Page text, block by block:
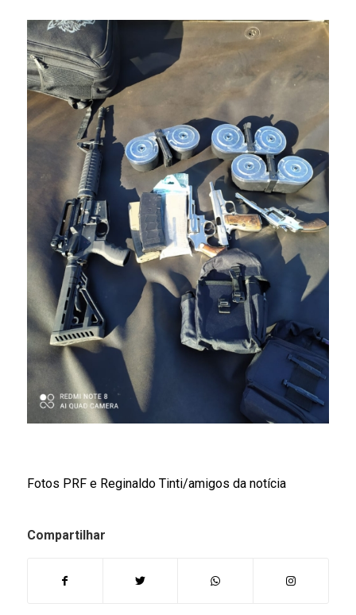
Fotos PRF e Reginaldo Tinti/amigos da notícia
Compartilhar